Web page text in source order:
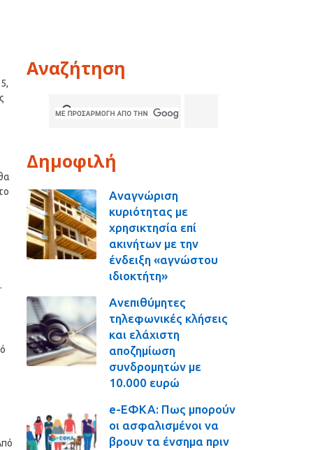
Αναζήτηση
Δημοφιλή
Αναγνώριση
κυριότητας με
χρησικτησία επί
ακινήτων με την
ένδειξη «αγνώστου
ιδιοκτήτη»
Ανεπιθύμητες
τηλεφωνικές κλήσεις
και ελάχιστη
αποζημίωση
συνδρομητών με
10.000 ευρώ
e-ΕΦΚΑ: Πως μπορούν
οι ασφαλισμένοι να
βρουν τα ένσημα πριν